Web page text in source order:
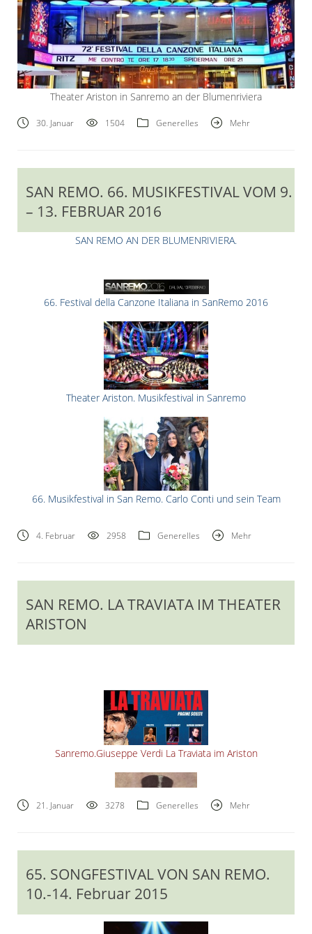
Theater Ariston in Sanremo an der Blumenriviera
30. Januar 1504 Generelles Mehr
SAN REMO. 66. MUSIKFESTIVAL VOM 9.
– 13. FEBRUAR 2016
SAN REMO AN DER BLUMENRIVIERA.
66. Festival della Canzone Italiana in SanRemo 2016
Theater Ariston. Musikfestival in Sanremo
66. Musikfestival in San Remo. Carlo Conti und sein Team
4. Februar 2958 Generelles Mehr
SAN REMO. LA TRAVIATA IM THEATER
ARISTON
Sanremo.Giuseppe Verdi La Traviata im Ariston
Guiseppe Verdi.1813-1901
21. Januar 3278 Generelles Mehr
65. SONGFESTIVAL VON SAN REMO.
10.-14. Februar 2015